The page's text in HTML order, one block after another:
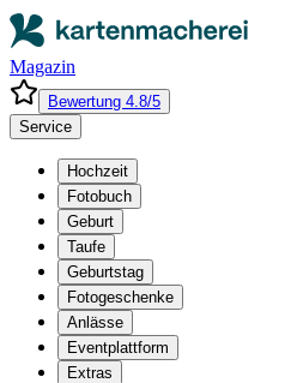
Magazin
Bewertung 4.8/5
Service
Hochzeit
Fotobuch
Geburt
Taufe
Geburtstag
Fotogeschenke
Anlässe
Eventplattform
Extras